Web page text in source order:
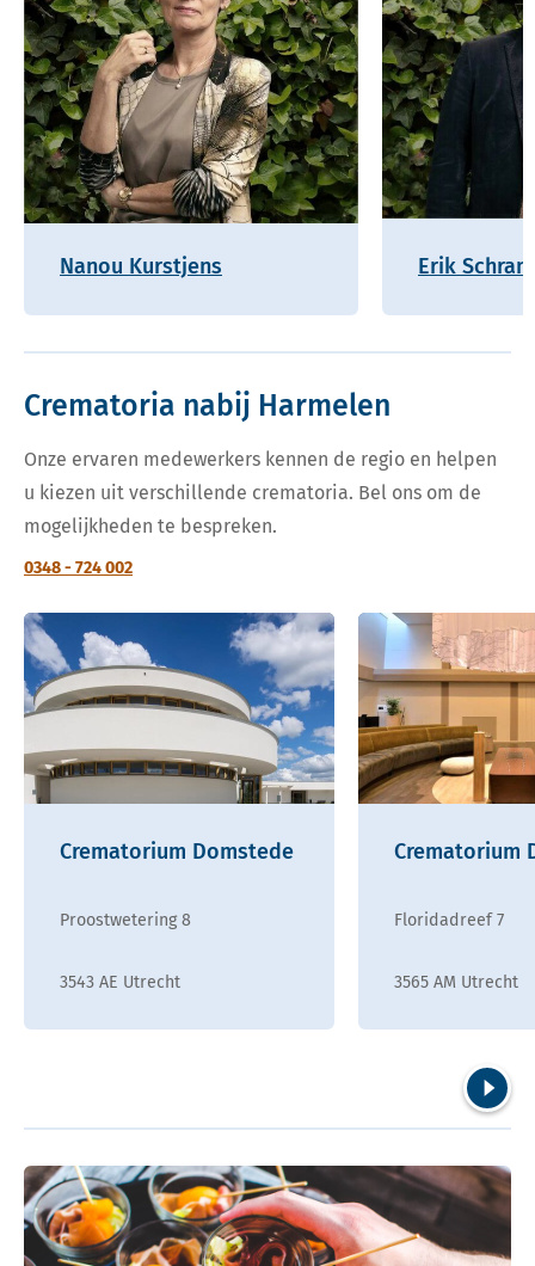
Nanou Kurstjens Erik
Crematoria nabij Harmelen
Onze ervaren medewerkers kennen de regio en helpen
u kiezen uit verschillende crematoria. Bel ons om de
mogelijkheden te bespreken.
0348 - 724 002
Crematorium Domstede
Proostwetering 8
3543 AE Utrecht
Crematorium
Floridadreef 7
3565 AM Utrecht